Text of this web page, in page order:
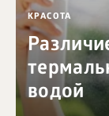
КРАСОТА
водой